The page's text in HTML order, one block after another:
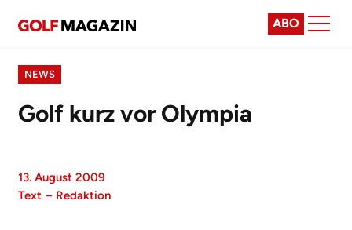
ABO
NEWS
Golf kurz vor Olympia
13. August 2009
Text – Redaktion